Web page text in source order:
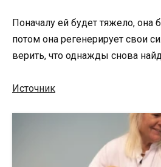
Поначалу ей будет тяжело, она
потом она регенерирует свои
верить, что однажды снова
Источник